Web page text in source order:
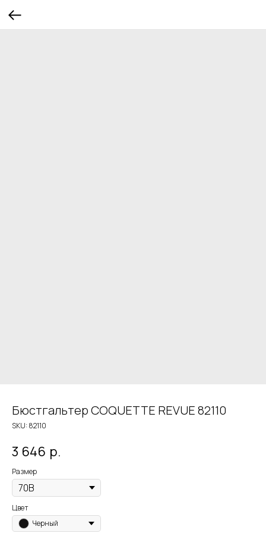
Бюстгальтер COQUETTE REVUE 82110
SKU:82110
3 646 р.
Размер
Цвет
Черный